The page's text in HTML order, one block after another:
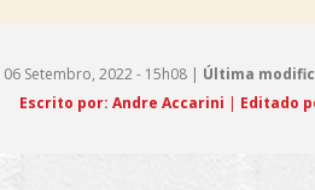
06 Setembro, 2022 - 15h08 | Última
Escrito por: Andre Accarini | Editado